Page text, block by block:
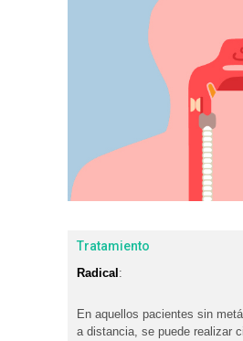
Tratamiento
Radical :
En aquellos pacientes sin
a distancia, se puede realizar